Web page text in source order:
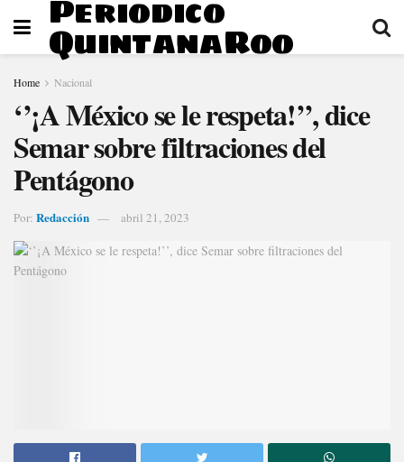
Periodico
QuintanaRoo
Home Nacional
‘’¡A México se le respeta!’’, dice
Semar sobre filtraciones del
Pentágono
Por: Redacción abril 21, 2023